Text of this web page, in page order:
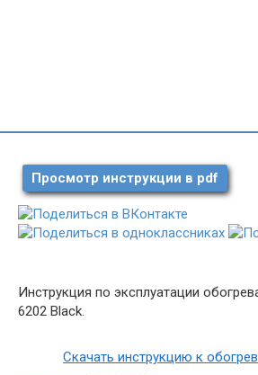
Просмотр инструкции в pdf
Инструкция по эксплуатации
6202 Black.
Скачать инструкцию к